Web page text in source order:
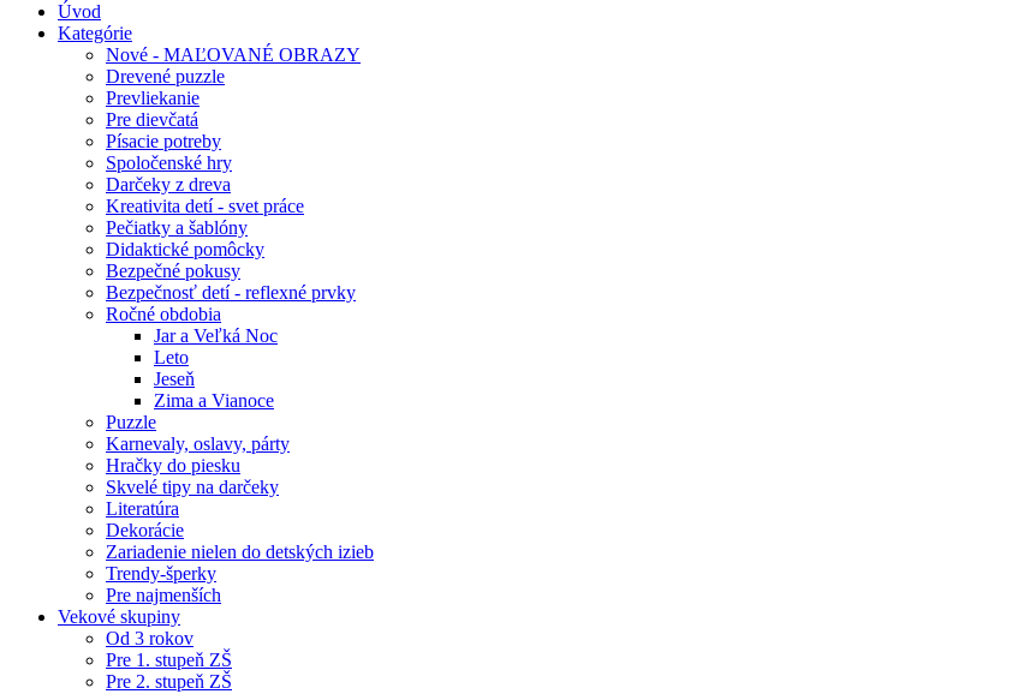
Úvod
Kategórie
Nové - MAĽOVANÉ OBRAZY
Drevené puzzle
Prevliekanie
Pre dievčatá
Písacie potreby
Spoločenské hry
Darčeky z dreva
Kreativita detí - svet práce
Pečiatky a šablóny
Didaktické pomôcky
Bezpečné pokusy
Bezpečnosť detí - reflexné prvky
Ročné obdobia
Jar a Veľká Noc
Leto
Jeseň
Zima a Vianoce
Puzzle
Karnevaly, oslavy, párty
Hračky do piesku
Skvelé tipy na darčeky
Literatúra
Dekorácie
Zariadenie nielen do detských izieb
Trendy-šperky
Pre najmenších
Vekové skupiny
Od 3 rokov
Pre 1. stupeň ZŠ
Pre 2. stupeň ZŠ